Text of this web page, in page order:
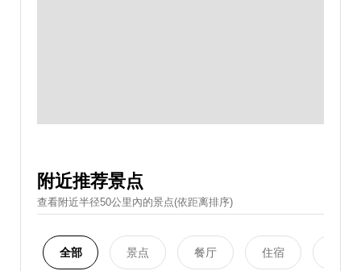
附近推荐景点
查看附近半径50公里內的景点(依距离排序)
全部 景点 餐厅 住宿